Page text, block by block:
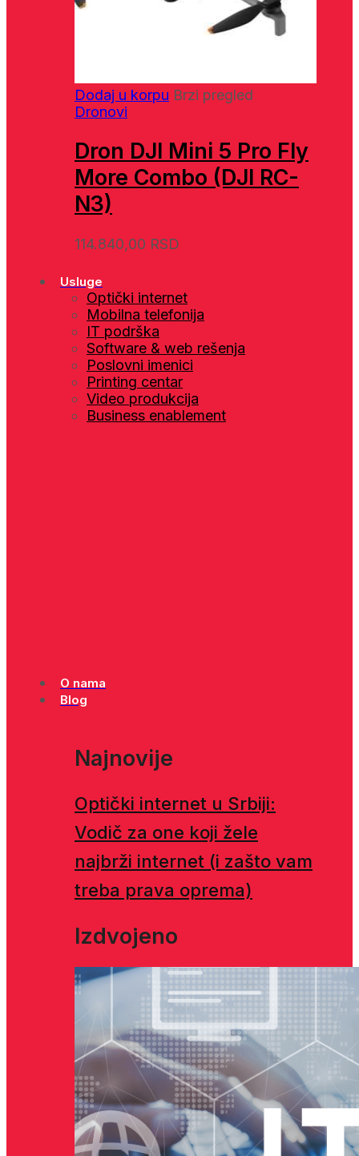
Dodaj u korpu Brzi pregled
Dronovi
Dron DJI Mini 5 Pro Fly
More Combo (DJI RC-
N3)
114.840,00 RSD
Usluge
Optički internet
Mobilna telefonija
IT podrška
Software & web rešenja
Poslovni imenici
Printing centar
Video produkcija
Business enablement
O nama
Blog
Najnovije
Optički internet u Srbiji:
Vodič za one koji žele
najbrži internet (i zašto vam
treba prava oprema)
Izdvojeno